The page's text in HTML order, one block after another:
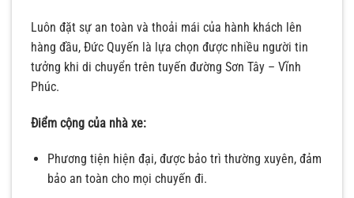
Luôn đặt sự an toàn và thoải mái của hành khách lên
hàng đầu, Đức Quyến là lựa chọn được nhiều người tin
tưởng khi di chuyển trên tuyến đường Sơn Tây – Vĩnh
Phúc.
Điểm cộng của nhà xe:
Phương tiện hiện đại, được bảo trì thường xuyên, đảm
bảo an toàn cho mọi chuyến đi.